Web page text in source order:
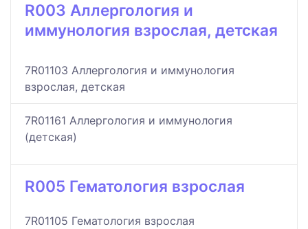
R003 Аллергология и
иммунология взрослая, детская
7R01103 Аллергология и иммунология
взрослая, детская
7R01161 Аллергология и иммунология
(детская)
R005 Гематология взрослая
7R01105 Гематология взрослая